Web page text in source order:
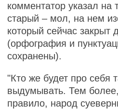
комментатор указал на
старый – мол, на нем
который сейчас закрыт
(орфография и
сохранены).
"Кто же будет про себя
выдумывать. Тем
правило, народ